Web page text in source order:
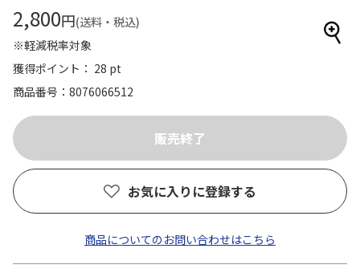
2,800円(送料・税込)
※軽減税率対象
獲得ポイント： 28 pt
商品番号
8076066512
お気に入りに登録する
商品についてのお問い合わせはこちら